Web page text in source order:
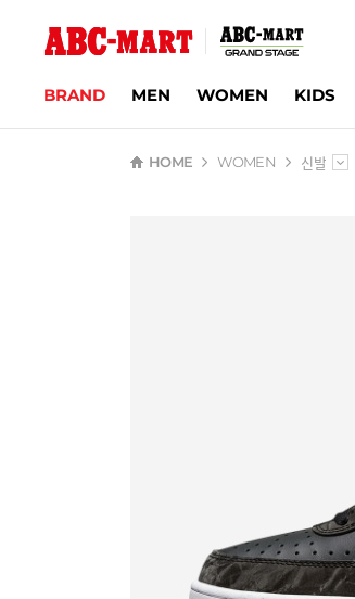
BRAND MEN WOMEN KIDS
HOME WOMEN 신발